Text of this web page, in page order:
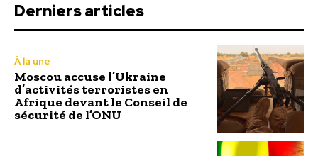
Derniers articles
À la une
Moscou accuse l’Ukraine
d’activités terroristes en
Afrique devant le Conseil de
sécurité de l’ONU